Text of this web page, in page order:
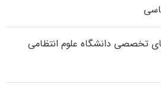
تخصصی داﻧﺸﮕﺎه ﻋﻠﻮم انتظامی